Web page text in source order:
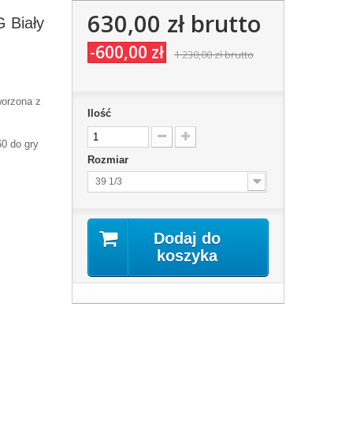
Biały
z
do gry
630,00 złbrutto
-600,00 zł 1 230,00 złbrutto
Ilość
Rozmiar
39 1/3
Dodaj do
koszyka